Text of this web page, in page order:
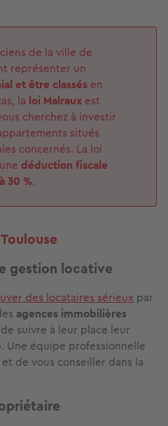
de la ville de
représenter un
et être classés en
la loi Malraux est
cherchez à investir
situés
concernés. La loi
déduction fiscale
30 %.
gestion locative
des locataires sérieux par
agences immobilières
suivre à leur place leur
. Une équipe professionnelle
de vous conseiller dans la